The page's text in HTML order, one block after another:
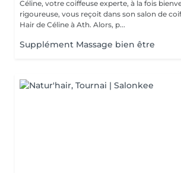
Céline, votre coiffeuse experte, à la fois
rigoureuse, vous reçoit dans son salon de
Hair de Céline à Ath. Alors, p...
Supplément Massage bien être